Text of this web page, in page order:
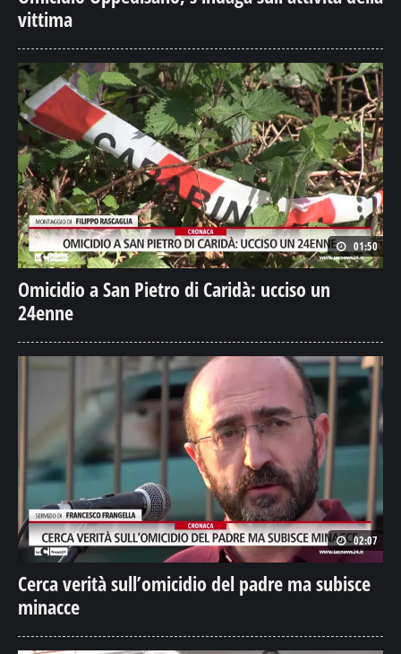
01:50
Omicidio a San Pietro di Caridà: ucciso un
24enne
02:07
Cerca verità sull’omicidio del padre ma subisce
minacce